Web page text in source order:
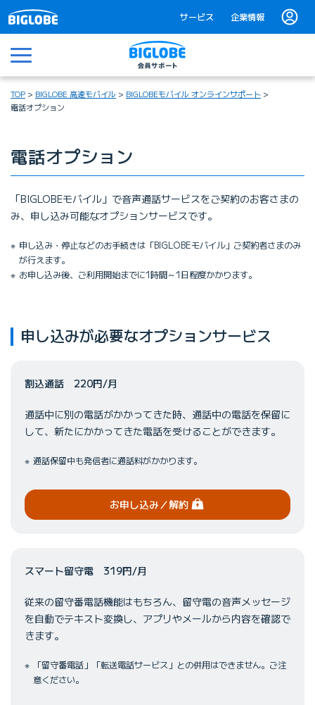
サービス 企業情報
メニュー
TOP BIGLOBE 高速モバイル
BIGLOBEモバイル オンラインサポート
電話オプション
電話オプション
「BIGLOBEモバイル」で音声通話サービスをご契約のお客さまの
み、申し込み可能なオプションサービスです。
申し込み・停止などのお手続きは「BIGLOBEモバイル」ご契約者さまのみ
が行えます。
お申し込み後、ご利用開始までに1時間～1日程度かかります。
申し込みが必要なオプションサービス
割込通話 220円/月
通話中に別の電話がかかってきた時、通話中の電話を保留に
して、新たにかかってきた電話を受けることができます。
通話保留中も発信者に通話料がかかります。
お申し込み／解約（ログイン）
スマート留守電 319円/月
従来の留守番電話機能はもちろん、留守電の音声メッセージ
を自動でテキスト変換し、アプリやメールから内容を確認で
きます。
「留守番電話」「転送電話サービス」との併用はできません。ご注
意ください。